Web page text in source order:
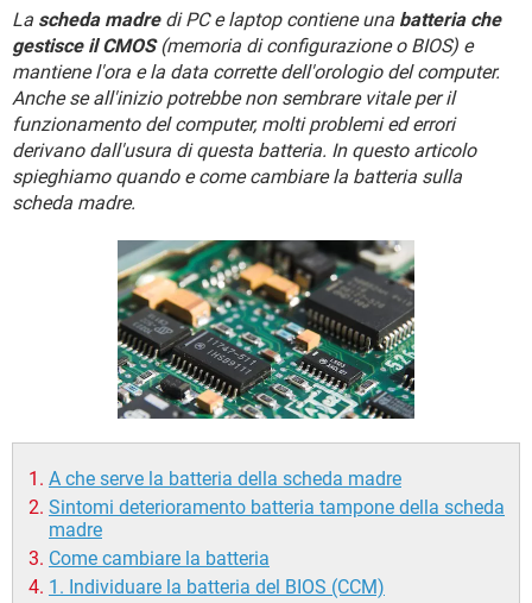
HARDWARE
INSTAGRAM WHATSAPP
TIKTOK FACEBOOK
HARDWARE
iOS WINDOWS 10
INSTAGRAM WHATSAPP
TIKTOK FACEBOOK
HARDWARE
COVID-19 GAMING
INTRATTENIMENTO ANDROID
iOS WINDOWS 10
INSTAGRAM WHATSAPP
TIKTOK FACEBOOK
HARDWARE
La scheda madredi PC e laptop contiene una batteria che
gestisce il CMOS(memoria di configurazione o BIOS) e
mantiene l'ora e la data corrette dell'orologio del computer.
Anche se all'inizio potrebbe non sembrare vitale per il
funzionamento del computer, molti problemi ed errori
derivano dall'usura di questa batteria. In questo articolo
spieghiamo quando e come cambiare la batteria sulla
scheda madre.
A che serve la batteria della scheda madre
Sintomi deterioramento batteria tampone della scheda
madre
Come cambiare la batteria
1. Individuare la batteria del BIOS (CCM)